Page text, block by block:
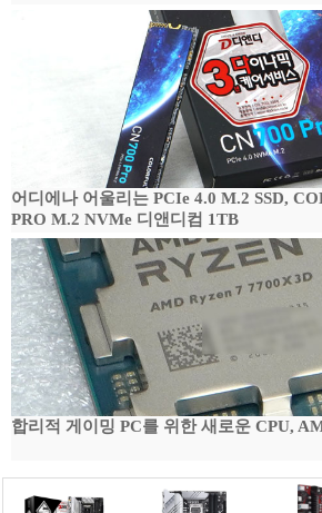
어디에나 어울리는 PCIe 4.0 M.2 SSD,
PRO M.2 NVMe 디앤디컴 1TB
합리적 게이밍 PC를 위한 새로운 CPU,